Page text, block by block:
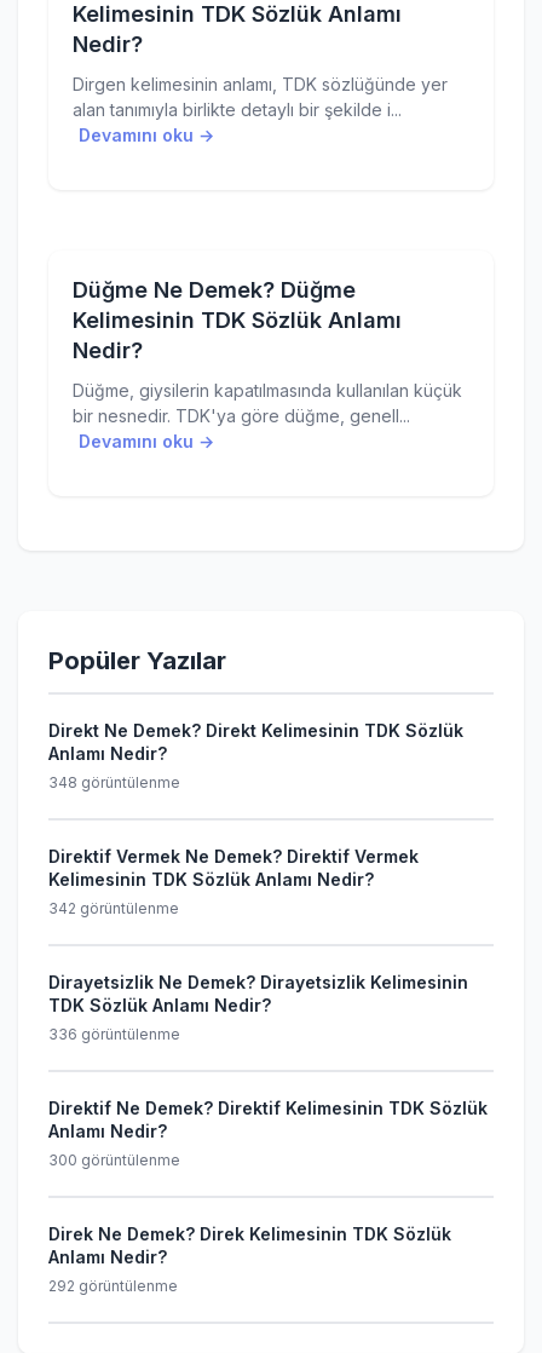
Kelimesinin TDK Sözlük Anlamı
Nedir?
Dirgen kelimesinin anlamı, TDK sözlüğünde yer
alan tanımıyla birlikte detaylı bir şekilde i...
Devamını oku →
Düğme Ne Demek? Düğme
Kelimesinin TDK Sözlük Anlamı
Nedir?
Düğme, giysilerin kapatılmasında kullanılan küçük
bir nesnedir. TDK'ya göre düğme, genell...
Devamını oku →
Popüler Yazılar
Direkt Ne Demek? Direkt Kelimesinin TDK Sözlük
Anlamı Nedir?
348 görüntülenme
Direktif Vermek Ne Demek? Direktif Vermek
Kelimesinin TDK Sözlük Anlamı Nedir?
342 görüntülenme
Dirayetsizlik Ne Demek? Dirayetsizlik Kelimesinin
TDK Sözlük Anlamı Nedir?
336 görüntülenme
Direktif Ne Demek? Direktif Kelimesinin TDK Sözlük
Anlamı Nedir?
300 görüntülenme
Direk Ne Demek? Direk Kelimesinin TDK Sözlük
Anlamı Nedir?
292 görüntülenme